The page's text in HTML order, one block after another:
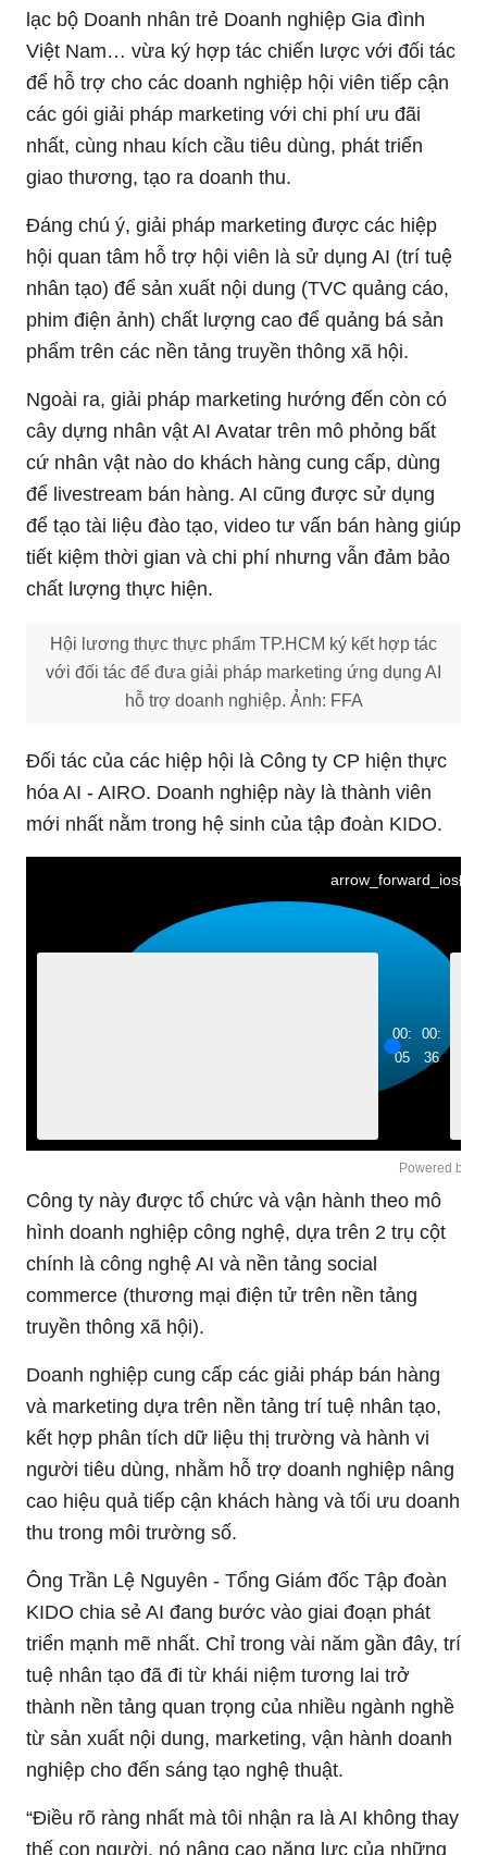
lạc bộ Doanh nhân trẻ Doanh nghiệp Gia đình
Việt Nam… vừa ký hợp tác chiến lược với đối tác
để hỗ trợ cho các doanh nghiệp hội viên tiếp cận
các gói giải pháp marketing với chi phí ưu đãi
nhất, cùng nhau kích cầu tiêu dùng, phát triển
giao thương, tạo ra doanh thu.
Đáng chú ý, giải pháp marketing được các hiệp
hội quan tâm hỗ trợ hội viên là sử dụng AI (trí tuệ
nhân tạo) để sản xuất nội dung (TVC quảng cáo,
phim điện ảnh) chất lượng cao để quảng bá sản
phẩm trên các nền tảng truyền thông xã hội.
Ngoài ra, giải pháp marketing hướng đến còn có
cây dựng nhân vật AI Avatar trên mô phỏng bất
cứ nhân vật nào do khách hàng cung cấp, dùng
để livestream bán hàng. AI cũng được sử dụng
để tạo tài liệu đào tạo, video tư vấn bán hàng giúp
tiết kiệm thời gian và chi phí nhưng vẫn đảm bảo
chất lượng thực hiện.
Hội lương thực thực phẩm TP.HCM ký kết hợp tác
với đối tác để đưa giải pháp marketing ứng dụng AI
hỗ trợ doanh nghiệp. Ảnh: FFA
Đối tác của các hiệp hội là Công ty CP hiện thực
hóa AI - AIRO. Doanh nghiệp này là thành viên
mới nhất nằm trong hệ sinh của tập đoàn KIDO.
arrow_forward_ios
00:
05
00:
36
Powered by
Công ty này được tổ chức và vận hành theo mô
hình doanh nghiệp công nghệ, dựa trên 2 trụ cột
chính là công nghệ AI và nền tảng social
commerce (thương mại điện tử trên nền tảng
truyền thông xã hội).
Doanh nghiệp cung cấp các giải pháp bán hàng
và marketing dựa trên nền tảng trí tuệ nhân tạo,
kết hợp phân tích dữ liệu thị trường và hành vi
người tiêu dùng, nhằm hỗ trợ doanh nghiệp nâng
cao hiệu quả tiếp cận khách hàng và tối ưu doanh
thu trong môi trường số.
Ông Trần Lệ Nguyên - Tổng Giám đốc Tập đoàn
KIDO chia sẻ AI đang bước vào giai đoạn phát
triển mạnh mẽ nhất. Chỉ trong vài năm gần đây, trí
tuệ nhân tạo đã đi từ khái niệm tương lai trở
thành nền tảng quan trọng của nhiều ngành nghề
từ sản xuất nội dung, marketing, vận hành doanh
nghiệp cho đến sáng tạo nghệ thuật.
“Điều rõ ràng nhất mà tôi nhận ra là AI không thay
thế con người, nó nâng cao năng lực của những